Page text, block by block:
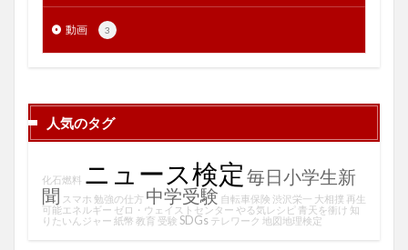
動画 3
人気のタグ
化石燃料 ニュース検定 毎日小学生新
聞 スマホ 勉強の仕方 中学受験 自転車保険 渋沢栄一 大相撲 再生
可能エネルギー ゼロ・ウェイストセンター やる気レシピ 青天を衝け 知
りたいんジャー 紙幣 教育 受験 SDGs テレワーク 地図地理検定